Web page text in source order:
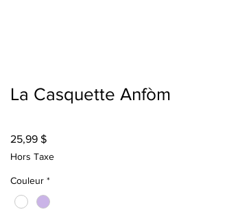
La Casquette Anfòm
25,99 $Prix
Hors Taxe
Couleur *